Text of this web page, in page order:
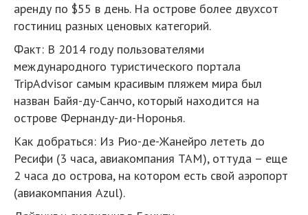
аренду по $55 в день. На острове более двухсот
гостиниц разных ценовых категорий.
Факт: В 2014 году пользователями
международного туристического портала
TripAdvisor самым красивым пляжем мира был
назван Байя-ду-Санчо, который находится на
острове Фернанду-ди-Норонья.
Как добраться: Из Рио-де-Жанейро лететь до
Ресифи (3 часа, авиакомпания TAM), оттуда – еще
2 часа до острова, на котором есть свой аэропорт
(авиакомпания Azul).